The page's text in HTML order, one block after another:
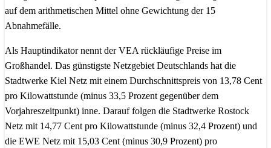
auf dem arithmetischen Mittel ohne Gewichtung der 15
Abnahmefälle.
Als Hauptindikator nennt der VEA rückläufige Preise im
Großhandel. Das günstigste Netzgebiet Deutschlands hat die
Stadtwerke Kiel Netz mit einem Durchschnittspreis von 13,78 Cent
pro Kilowattstunde (minus 33,5 Prozent gegenüber dem
Vorjahreszeitpunkt) inne. Darauf folgen die Stadtwerke Rostock
Netz mit 14,77 Cent pro Kilowattstunde (minus 32,4 Prozent) und
die EWE Netz mit 15,03 Cent (minus 30,9 Prozent) pro